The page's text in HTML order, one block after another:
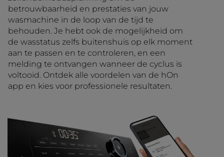
betrouwbaarheid en prestaties van jouw
wasmachine in de loop van de tijd te
behouden. Je hebt ook de mogelijkheid om
de wasstatus zelfs buitenshuis op elk moment
aan te passen en te controleren, en een
melding te ontvangen wanneer de cyclus is
voltooid. Ontdek alle voordelen van de hOn
app en kies voor professionele resultaten.